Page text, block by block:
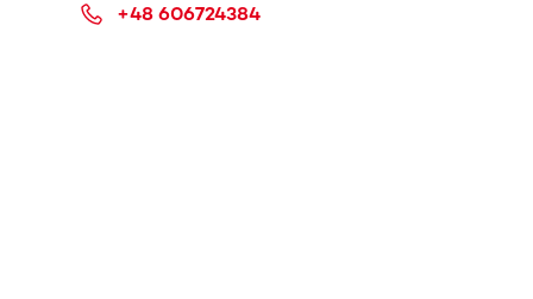
+48 606724384